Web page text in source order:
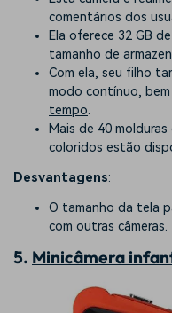
comentários dos
Ela oferece 32 GB
tamanho de
Com ela, seu filho
modo contínuo, bem
tempo.
Mais de 40
coloridos estão
Desvantagens:
O tamanho da tela
com outras câmeras.
5. Minicâmera